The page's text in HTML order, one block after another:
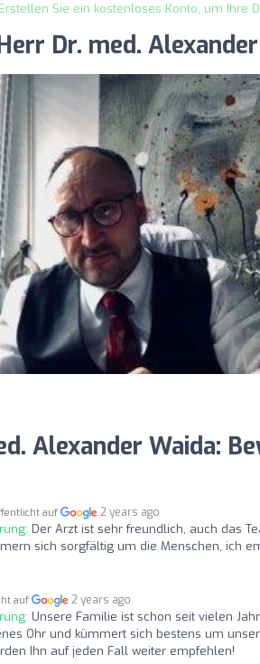
Sie ein kostenloses Konto, um Ihre
Dr. med.
Alexander Waida:
auf 2 years ago
Der Arzt ist sehr freundlich, auch das
sich sorgfältig um die Menschen, ich
auf 2 years ago
Unsere Familie ist schon seit vielen
Ohr und kümmert sich bestens um
Ihn auf jeden Fall weiter empfehlen!